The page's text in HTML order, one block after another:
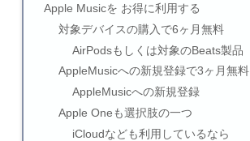
Apple Musicを お得に利用する
対象デバイスの購入で6ヶ月無料
AirPodsもしくは対象のBeats製品
AppleMusicへの新規登録で3ヶ月無料
AppleMusicへの新規登録
Apple Oneも選択肢の一つ
iCloudなども利用しているなら